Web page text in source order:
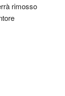
rimosso